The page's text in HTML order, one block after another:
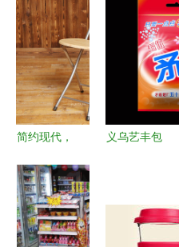
简约现代，
探索一款来
自义乌的实
用家居良品
义乌艺丰包
品三边封袋
现货供应